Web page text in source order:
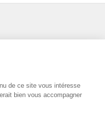
pendant votre